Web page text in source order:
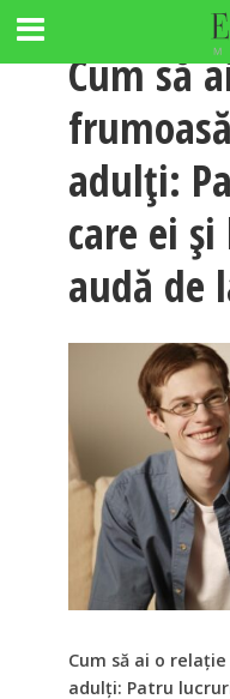
Cum să
adulți:
care ei
audă de
Cum să ai o
adulți: Patru